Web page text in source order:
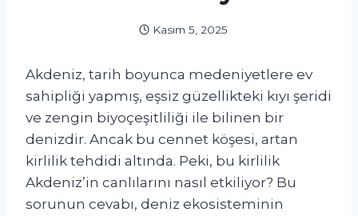
Kasım 5, 2025
Akdeniz, tarih boyunca medeniyetlere ev
sahipliği yapmış, eşsiz güzellikteki kıyı şeridi
ve zengin biyoçeşitliliği ile bilinen bir
denizdir. Ancak bu cennet köşesi, artan
kirlilik tehdidi altında. Peki, bu kirlilik
Akdeniz’in canlılarını nasıl etkiliyor? Bu
sorunun cevabı, deniz ekosisteminin